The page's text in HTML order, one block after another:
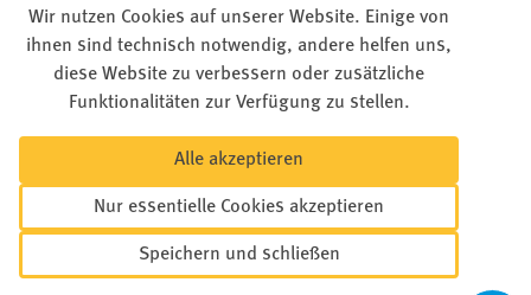
Wir nutzen Cookies auf unserer Website. Einige von
ihnen sind technisch notwendig, andere helfen uns,
diese Website zu verbessern oder zusätzliche
Funktionalitäten zur Verfügung zu stellen.
Alle akzeptieren
Nur essentielle Cookies akzeptieren
Speichern und schließen